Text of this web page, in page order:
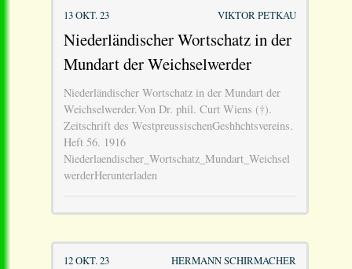
13 OKT. 23 VIKTOR PETKAU
Niederländischer Wortschatz in der
Mundart der Weichselwerder
Niederländischer Wortschatz in der Mundart der
Weichselwerder.Von Dr. phil. Curt Wiens (†).
Zeitschrift des WestpreussischenGeshhchtsvereins.
Heft 56. 1916
Niederlaendischer_Wortschatz_Mundart_Weichsel
werderHerunterladen
12 OKT. 23 HERMANN SCHIRMACHER